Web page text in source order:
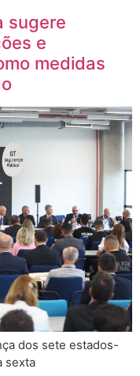
sugere
e
medidas
dos sete estados-
sexta